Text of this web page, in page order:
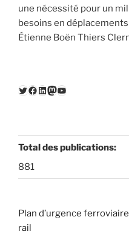
une nécessité pour un
besoins en
Étienne Boën Thiers
Twitter
Facebook
LinkedIn
Mastodon
YouTube
Total des publications:
881
Plan d’urgence
rail